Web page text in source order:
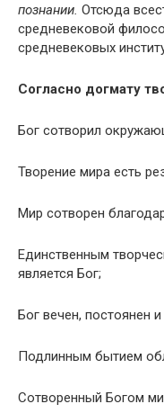
познании. Отсюда
средневековой
средневековых
Согласно догмату
Бог сотворил
Творение мира есть
Мир сотворен
Единственным
является Бог;
Бог вечен, постоянен
Подлинным бытием
Сотворенный Богом